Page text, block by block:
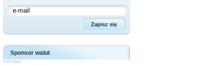
Sponsor walut